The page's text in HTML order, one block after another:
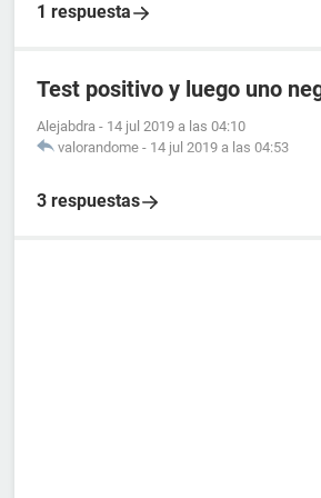
1 respuesta
Test positivo y luego uno
Alejabdra - 14 jul 2019 a las 04:10
valorandome - 14 jul 2019 a las 04:53
3 respuestas